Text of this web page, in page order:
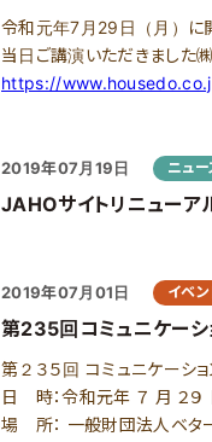
令和元年7月29日（月）に開
当日ご講演いただきました
https://
2019年07月19日 ニュー
JAHOサイトリニューア
2019年07月01日 イベン
第235回コミュニケーシ
第２３５回 コミュニケーショ
日 時：令和元年 ７ 月 ２９
場 所： 一般財団法人ベタ